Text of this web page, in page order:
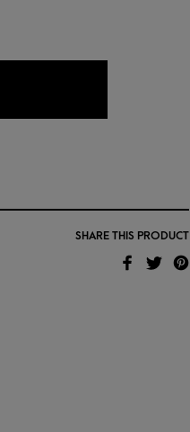
SHARE THIS PRODUCT